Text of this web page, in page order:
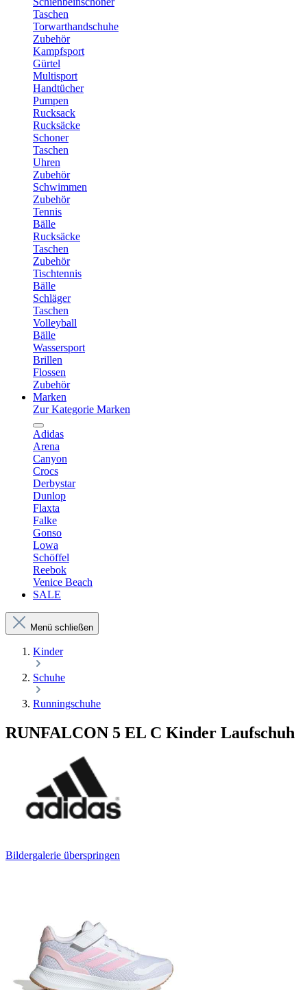
Taschen
Torwarthandschuhe
Zubehör
Kampfsport
Gürtel
Multisport
Handtücher
Pumpen
Rucksack
Rucksäcke
Schoner
Taschen
Uhren
Zubehör
Schwimmen
Zubehör
Tennis
Bälle
Rucksäcke
Taschen
Zubehör
Tischtennis
Bälle
Schläger
Taschen
Volleyball
Bälle
Wassersport
Brillen
Flossen
Zubehör
Marken
Zur Kategorie Marken
Adidas
Arena
Canyon
Crocs
Derbystar
Dunlop
Flaxta
Falke
Gonso
Lowa
Schöffel
Reebok
Venice Beach
SALE
Menü schließen
Kinder
Schuhe
Runningschuhe
RUNFALCON 5 EL C Kinder Laufschuh
Bildergalerie überspringen